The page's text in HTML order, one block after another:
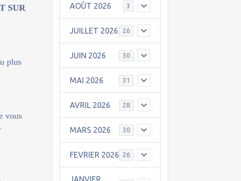
SUR
plus
vous
AOÛT 2026 3
JUILLET 2026 26
JUIN 2026 30
MAI 2026 31
AVRIL 2026 28
MARS 2026 30
FEVRIER 2026 26
JANVIER